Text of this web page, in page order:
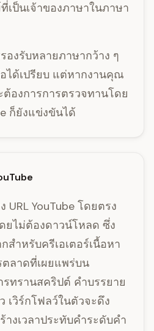
ป็นเจ้าของภาษาในภาษา
งรับหลายภาษากว้าง ๆ
ได้เปรียบ แต่หากงานคุณ
องการการตรวจทานโดย
ก็ยังแข่งขันได้
URL YouTube โดยตรง
ยไม่ต้องดาวน์โหลด ซึ่ง
สำหรับครีเอเตอร์เนื้อหา
ลาดที่เผยแพร่บน
รทรานสคริปต์ คำบรรยาย
เวิร์กโฟลว์ในตัวจะดึง
างเวลาประทับคำระดับคำ